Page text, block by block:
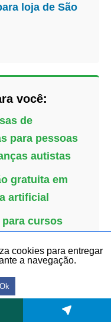
loja de São
você:
de
para pessoas
autistas
gratuita em
artificial
cursos
cookies para entregar
a navegação.
Ok